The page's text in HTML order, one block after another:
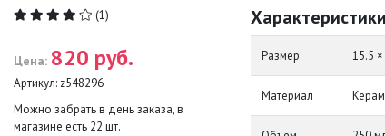
(1)
Цена: 820 руб.
Артикул: z548296
Можно забрать в день заказа, в
магазине есть 22 шт.
Характеристики
Размер 15.5
Материал